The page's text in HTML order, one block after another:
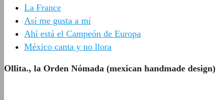
La France
Así me gusta a mí
Ahí está el Campeón de Europa
México canta y no llora
Ollita., la Orden Nómada (mexican handmade design)